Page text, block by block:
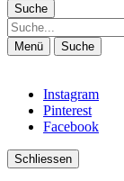
Suche
Suche
Menü Suche
Instagram
Pinterest
Facebook
Schliessen